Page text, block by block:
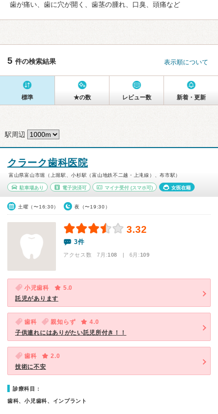
歯が痛い、歯に穴が開く、歯茎の腫れ、口臭、頭痛など
5 件の検索結果 表示順について
標準 ★の数 レビュー数 新着・更新
駅周辺
クラーク歯科医院
富山県富山市堀（上堀駅、小杉駅（富山地鉄不二越・上滝線）、布市駅）
駐車場あり 電子決済可 マイナ受付 (スマホ可) 女医在籍
土曜（〜16:30） 夜（〜19:30）
3.32
3件
アクセス数 7月:108 | 6月:109
小児歯科
5.0
託児があります
歯科 親知らず
4.0
子供連れにはありがたい託児所付き！！
歯科
2.0
技術に不安
診療科目：
歯科、小児歯科、インプラント